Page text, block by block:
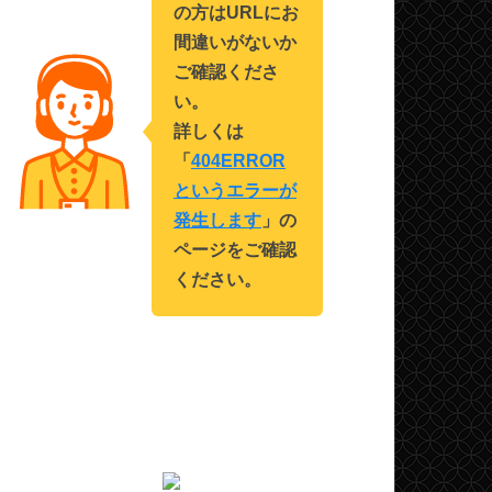
の方はURLにお
間違いがないか
ご確認くださ
い。
詳しくは
「 404ERROR
というエラーが
発生します 」の
ページをご確認
ください。